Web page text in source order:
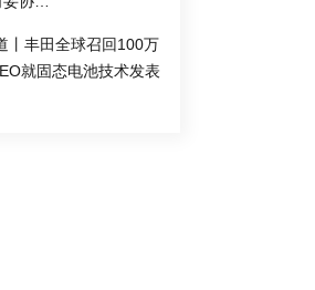
丨丰田全球召回100万
就固态电池技术发表